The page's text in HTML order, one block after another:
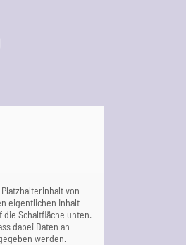
von
eigentlichen Inhalt
die Schaltfläche unten.
dabei Daten an
werden.